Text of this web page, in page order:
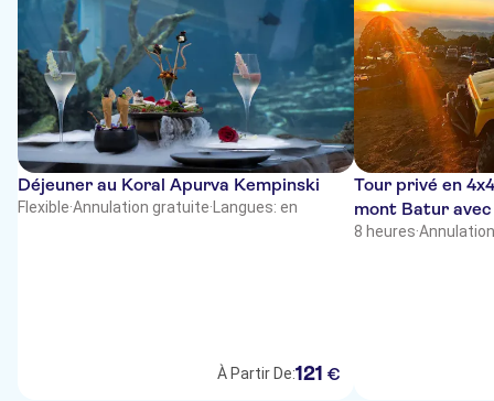
Déjeuner au Koral Apurva Kempinski
Flexible·Annulation gratuite· Langues: en
À Partir De:121 €
Tour privé en
mont Batur
8 heures·